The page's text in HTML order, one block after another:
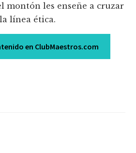
montón les enseñe a cruzar
la línea ética.
en ClubMaestros.com